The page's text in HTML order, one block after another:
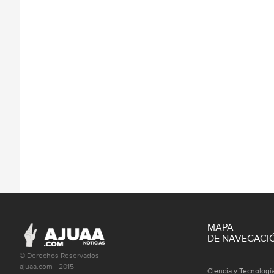
© Derechos Reservados
ajuaa.com - 2015
MAPA
DE
Ciencia y